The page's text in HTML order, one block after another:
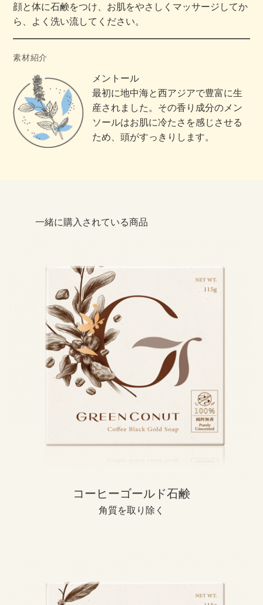
顔と体に石鹸をつけ、お肌をやさしくマッサージしてか
ら、よく洗い流してください。
素材紹介
メントール
最初に地中海と西アジアで豊富に生
産されました。その香り成分のメン
ソールはお肌に冷たさを感じさせる
ため、頭がすっきりします。
一緒に購入されている商品
コーヒーゴールド石鹸
角質を取り除く